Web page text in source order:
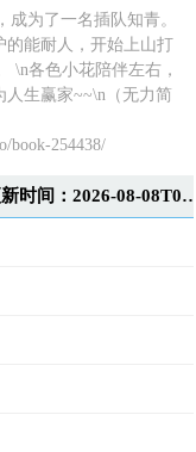
为了一名插队知青。
的能耐人，开始上山打
\n各色小花陪伴左右，
人生赢家~~\n（无力简
book-254438/
穿越七零，从知青到人生赢家最新章节 更新